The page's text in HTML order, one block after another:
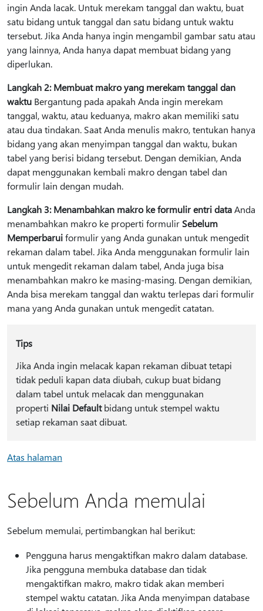
ingin Anda lacak. Untuk merekam tanggal dan waktu, buat
satu bidang untuk tanggal dan satu bidang untuk waktu
tersebut. Jika Anda hanya ingin mengambil gambar satu atau
yang lainnya, Anda hanya dapat membuat bidang yang
diperlukan.
Langkah 2: Membuat makro yang merekam tanggal dan
waktu Bergantung pada apakah Anda ingin merekam
tanggal, waktu, atau keduanya, makro akan memiliki satu
atau dua tindakan. Saat Anda menulis makro, tentukan hanya
bidang yang akan menyimpan tanggal dan waktu, bukan
tabel yang berisi bidang tersebut. Dengan demikian, Anda
dapat menggunakan kembali makro dengan tabel dan
formulir lain dengan mudah.
Langkah 3: Menambahkan makro ke formulir entri dataAnda
menambahkan makro ke properti formulir Sebelum
Memperbaruiformulir yang Anda gunakan untuk mengedit
rekaman dalam tabel. Jika Anda menggunakan formulir lain
untuk mengedit rekaman dalam tabel, Anda juga bisa
menambahkan makro ke masing-masing. Dengan demikian,
Anda bisa merekam tanggal dan waktu terlepas dari formulir
mana yang Anda gunakan untuk mengedit catatan.
Tips
Jika Anda ingin melacak kapan rekaman dibuat tetapi
tidak peduli kapan data diubah, cukup buat bidang
dalam tabel untuk melacak dan menggunakan
properti Nilai Defaultbidang untuk stempel waktu
setiap rekaman saat dibuat.
Atas halaman
Sebelum Anda memulai
Sebelum memulai, pertimbangkan hal berikut:
Pengguna harus mengaktifkan makro dalam database.
Jika pengguna membuka database dan tidak
mengaktifkan makro, makro tidak akan memberi
stempel waktu catatan. Jika Anda menyimpan database